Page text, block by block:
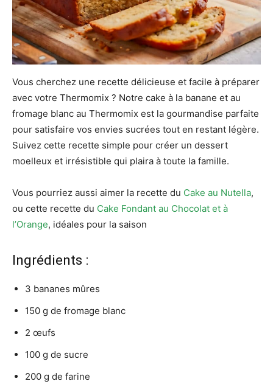
Vous cherchez une recette délicieuse et facile à préparer
avec votre Thermomix ? Notre cake à la banane et au
fromage blanc au Thermomix est la gourmandise parfaite
pour satisfaire vos envies sucrées tout en restant légère.
Suivez cette recette simple pour créer un dessert
moelleux et irrésistible qui plaira à toute la famille.
Vous pourriez aussi aimer la recette du Cake au Nutella,
ou cette recette du Cake Fondant au Chocolat et à
l’Orange, idéales pour la saison
Ingrédients :
3 bananes mûres
150 g de fromage blanc
2 œufs
100 g de sucre
200 g de farine